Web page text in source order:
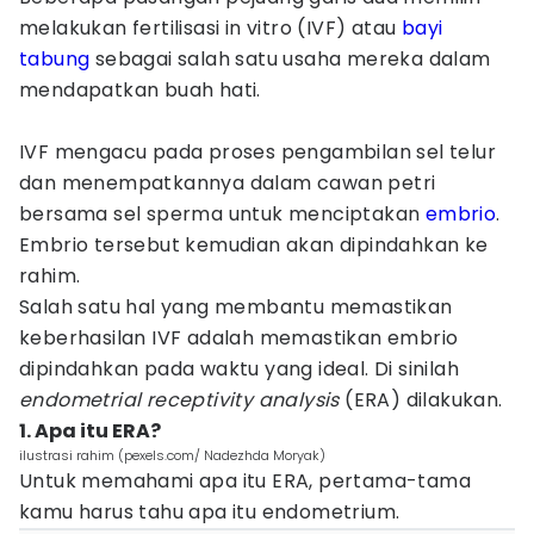
melakukan fertilisasi in vitro (IVF) atau bayi
tabung sebagai salah satu usaha mereka dalam
mendapatkan buah hati.
IVF mengacu pada proses pengambilan sel telur
dan menempatkannya dalam cawan petri
bersama sel sperma untuk menciptakan embrio.
Embrio tersebut kemudian akan dipindahkan ke
rahim.
Salah satu hal yang membantu memastikan
keberhasilan IVF adalah memastikan embrio
dipindahkan pada waktu yang ideal. Di sinilah
endometrial receptivity analysis(ERA) dilakukan.
1. Apa itu ERA?
ilustrasi rahim (pexels.com/ Nadezhda Moryak)
Untuk memahami apa itu ERA, pertama-tama
kamu harus tahu apa itu endometrium.